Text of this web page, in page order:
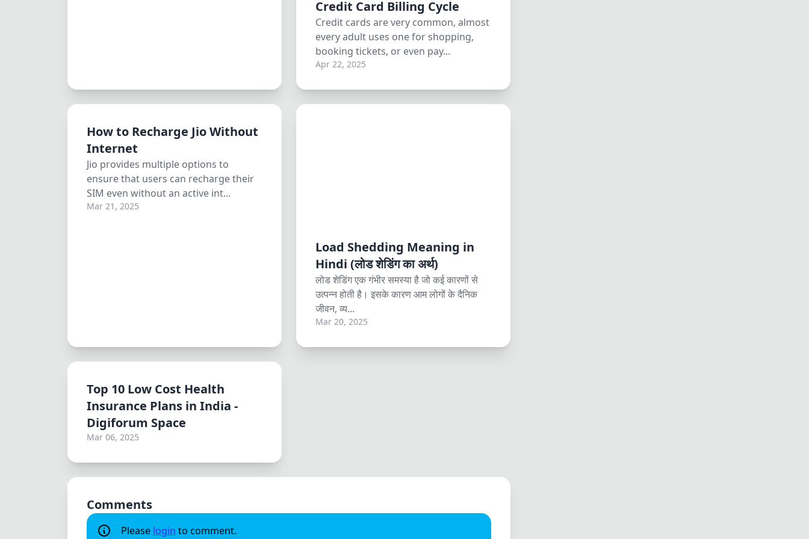
Credit Card Billing Cycle
Credit cards are very common, almost
every adult uses one for shopping,
booking tickets, or even pay...
Apr 22, 2025
How to Recharge Jio Without
Internet
Jio provides multiple options to
ensure that users can recharge their
SIM even without an active int...
Mar 21, 2025
Load Shedding Meaning in
Hindi (लोड शेडिंग का अर्थ)
लोड शेडिंग एक गंभीर समस्या है जो कई कारणों से
उत्पन्न होती है। इसके कारण आम लोगों के दैनिक
जीवन, व्य...
Mar 20, 2025
Top 10 Low Cost Health
Insurance Plans in India -
Digiforum Space
Mar 06, 2025
Comments
Please login to comment.